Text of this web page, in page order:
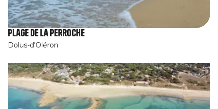
Plage de la Perroche
Dolus-d'Oléron